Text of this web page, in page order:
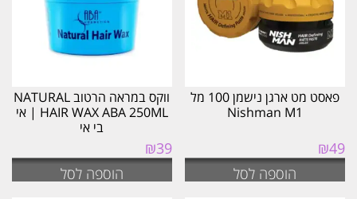
פאסט מט ארגן נישמן 100 מל
Nishman M1
₪49
הוספה לסל
ווקס במראה הרטוב NATURAL
HAIR WAX ABA 250ML | אי
בי אי
₪39
הוספה לסל